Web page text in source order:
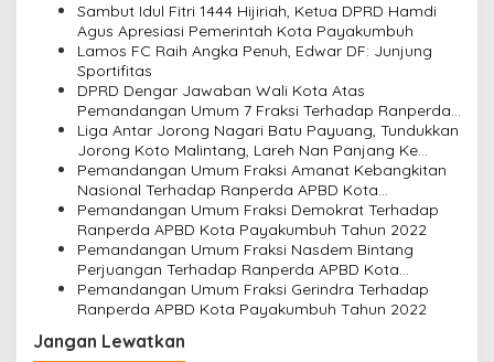
Sambut Idul Fitri 1444 Hijiriah, Ketua DPRD Hamdi
Agus Apresiasi Pemerintah Kota Payakumbuh
Lamos FC Raih Angka Penuh, Edwar DF: Junjung
Sportifitas
DPRD Dengar Jawaban Wali Kota Atas
Pemandangan Umum 7 Fraksi Terhadap Ranperda
APBD Kota Payakumbuh Tahun Anggaran 2022
Liga Antar Jorong Nagari Batu Payuang, Tundukkan
Jorong Koto Malintang, Lareh Nan Panjang Ke
Puncak Klasemen
Pemandangan Umum Fraksi Amanat Kebangkitan
Nasional Terhadap Ranperda APBD Kota
Payakumbuh Tahun 2022
Pemandangan Umum Fraksi Demokrat Terhadap
Ranperda APBD Kota Payakumbuh Tahun 2022
Pemandangan Umum Fraksi Nasdem Bintang
Perjuangan Terhadap Ranperda APBD Kota
Payakumbuh Tahun 2022
Pemandangan Umum Fraksi Gerindra Terhadap
Ranperda APBD Kota Payakumbuh Tahun 2022
Jangan Lewatkan